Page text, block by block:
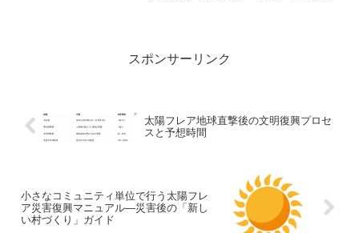
スポンサーリンク
太陽フレア地球直撃後の文明復興プロセ
スと予想時間
小さなコミュニティ単位で行う太陽フレ
ア災害復興マニュアル―災害後の「新し
い村づくり」ガイド